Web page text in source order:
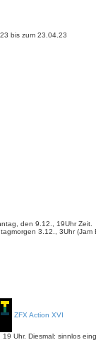
bis zum 23.04.23
den 9.12., 19Uhr Zeit.
3.12., 3Uhr (Jam
ZFX Action XVI
Uhr. Diesmal: sinnlos